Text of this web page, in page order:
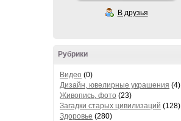
В друзья
Рубрики
Видео (0)
Дизайн, ювелирные украшения (4)
Живопись, фото (23)
Загадки старых цивилизаций (128)
Здоровье (280)